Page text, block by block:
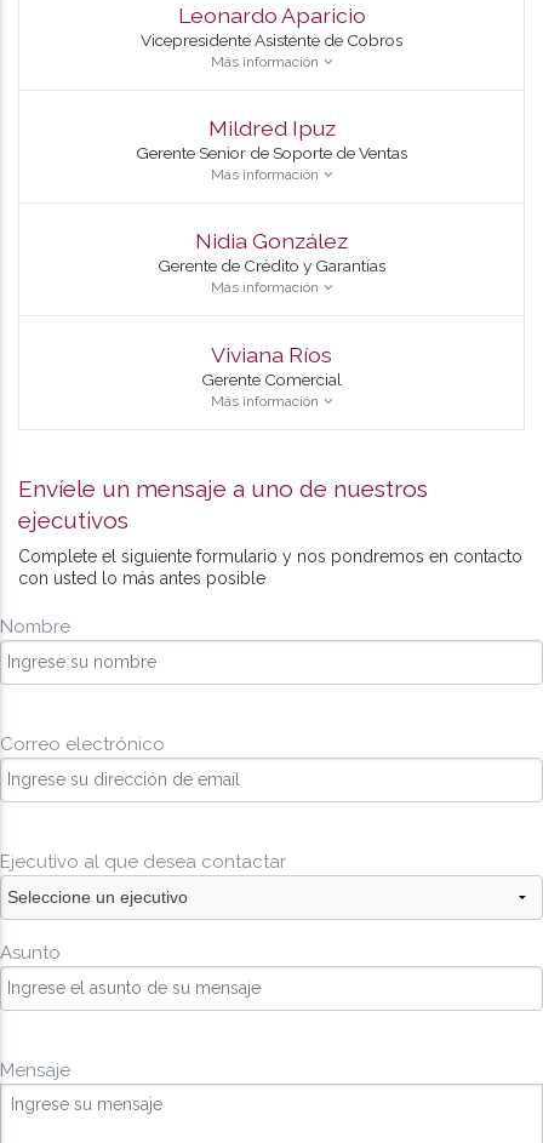
Leonardo Aparicio
Vicepresidente Asistente de Cobros
Más información
Mildred Ipuz
Gerente Senior de Soporte de Ventas
Más información
Nidia González
Gerente de Crédito y Garantías
Más información
Viviana Ríos
Gerente Comercial
Más información
Envíele un mensaje a uno de nuestros
ejecutivos
Complete el siguiente formulario y nos pondremos en contacto
con usted lo más antes posible
Nombre
Correo electrónico
Ejecutivo al que desea contactar
Asunto
Mensaje